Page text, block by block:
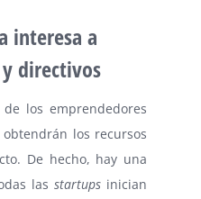
interesa a
directivos
los emprendedores
los recursos
De hecho, hay una
las startups inician